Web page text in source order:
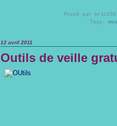
Posté par
Tags:
12 avril 2011
Outils de veille